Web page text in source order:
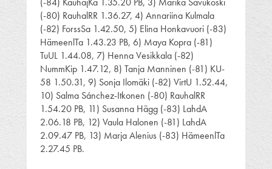
(-80) RauhalRR 1.36.27, 4) Annariina Kulmala
(-82) ForssSa 1.42.50, 5) Elina Honkavuori (-83)
HämeenlTa 1.43.23 PB, 6) Maya Kopra (-81)
TuUL 1.44.08, 7) Henna Vesikkala (-82)
NummKip 1.47.12, 8) Tanja Manninen (-81) KU-
58 1.50.31, 9) Sonja Ilomäki (-82) VirtU 1.52.44,
10) Salma Sánchez-Itkonen (-80) RauhalRR
1.54.20 PB, 11) Susanna Hägg (-83) LahdA
2.06.18 PB, 12) Vaula Halonen (-81) LahdA
2.09.47 PB, 13) Marja Alenius (-83) HämeenlTa
2.27.45 PB.